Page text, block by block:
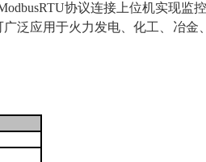
协议连接上位机实现监控
广泛应用于火力发电、化工、冶